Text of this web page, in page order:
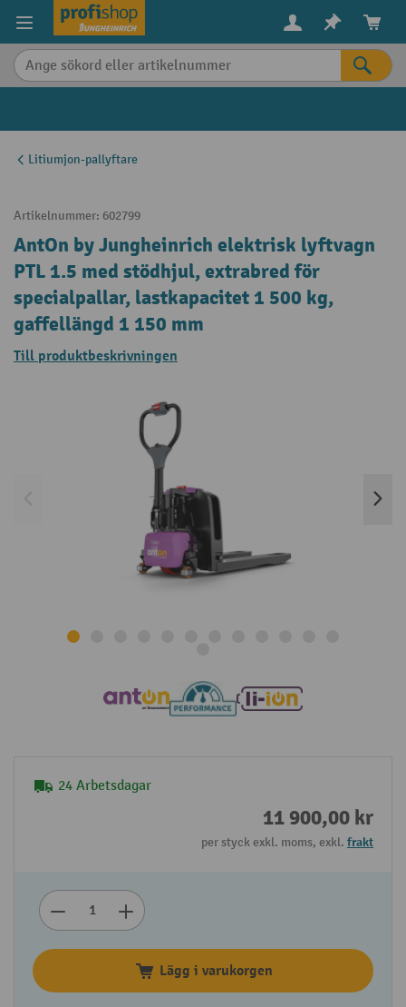
Litiumjon-pallyftare
Artikelnummer: 602799
AntOn by Jungheinrich elektrisk lyftvagn
PTL 1.5 med stödhjul, extrabred för
specialpallar, lastkapacitet 1 500 kg,
gaffellängd 1 150 mm
Till produktbeskrivningen
24 Arbetsdagar
11 900,00 kr
per styck exkl. moms, exkl. frakt
Lägg i varukorgen